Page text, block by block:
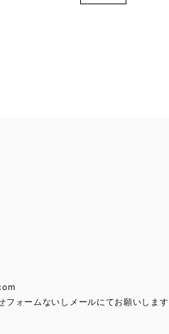
フォームないしメールにてお願いします